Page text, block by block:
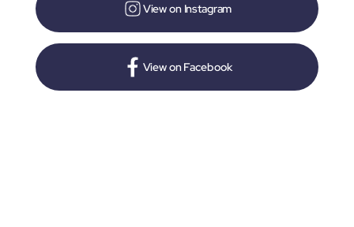
View on Instagram
View on Facebook